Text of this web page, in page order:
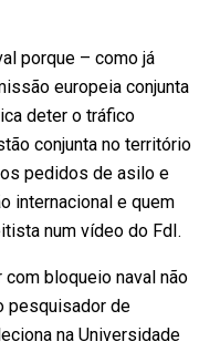
porque – como já
europeia conjunta
deter o tráfico
conjunta no território
os pedidos de asilo e
internacional e quem
num vídeo do FdI.
bloqueio naval não
pesquisador de
na Universidade